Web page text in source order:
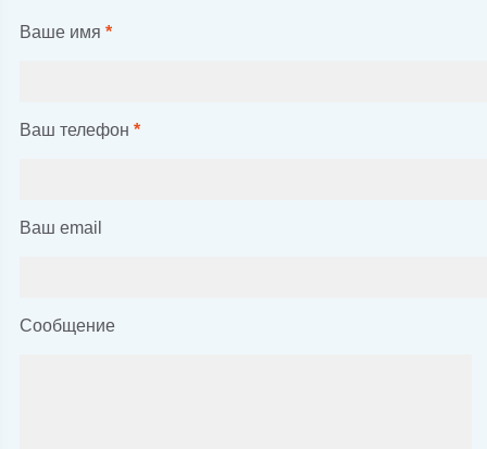
Ваше имя *
Ваш телефон *
Ваш email
Сообщение